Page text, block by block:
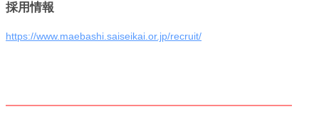
採用情報
https://www.maebashi.saiseikai.or.jp/recruit/